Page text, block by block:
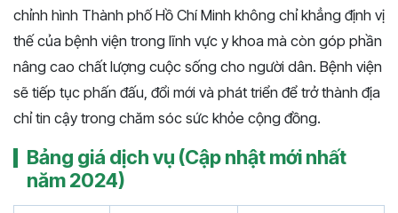
chỉnh hình Thành phố Hồ Chí Minh không chỉ khẳng định vị
thế của bệnh viện trong lĩnh vực y khoa mà còn góp phần
nâng cao chất lượng cuộc sống cho người dân. Bệnh viện
sẽ tiếp tục phấn đấu, đổi mới và phát triển để trở thành địa
chỉ tin cậy trong chăm sóc sức khỏe cộng đồng.
Bảng giá dịch vụ (Cập nhật mới nhất
năm 2024)